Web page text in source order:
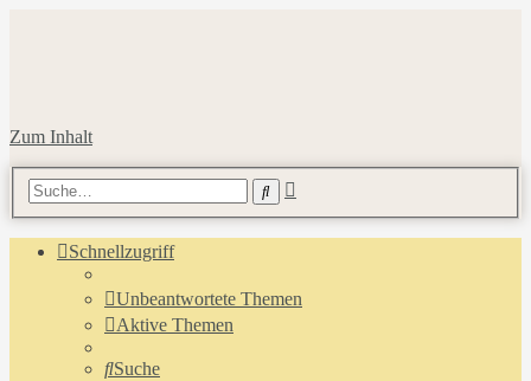
Zum Inhalt
Suche
Schnellzugriff
Unbeantwortete Themen
Aktive Themen
Suche